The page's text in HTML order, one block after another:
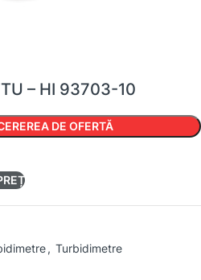
– HI 93703-10
DE OFERTĂ
, Turbidimetre